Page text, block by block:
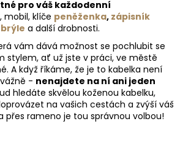
y
v
ý
p
i
s
u
pro váš každodenní
, mobil, klíče peněženka, zápisník
a další drobnosti.
vám dává možnost se pochlubit se
stylem, ať už jste v práci, ve městě
A když říkáme, že je to kabelka není
- nenajdete na ní ani jeden
hledáte skvělou koženou kabelku,
na vašich cestách a zvýší váš
přes rameno je tou správnou volbou!